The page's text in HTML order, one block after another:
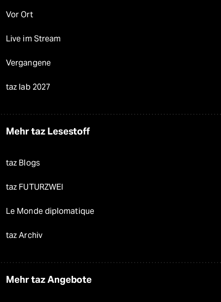
Vor Ort
Live im Stream
Vergangene
taz lab 2027
Mehr taz Lesestoff
taz Blogs
taz FUTURZWEI
Le Monde diplomatique
taz Archiv
Mehr taz Angebote